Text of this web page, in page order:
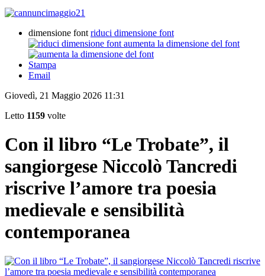
dimensione font riduci dimensione font
aumenta la dimensione del font
Stampa
Email
Giovedì, 21 Maggio 2026 11:31
Letto 1159 volte
Con il libro “Le Trobate”, il
sangiorgese Niccolò Tancredi
riscrive l’amore tra poesia
medievale e sensibilità
contemporanea